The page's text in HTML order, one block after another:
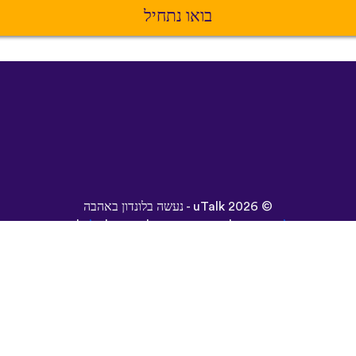
בואו נתחיל
©
uTalk 2026 - נעשה בלונדון באהבה